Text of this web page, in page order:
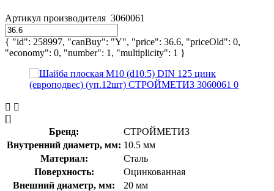
Артикул производителя 3060061
{ "id": 258997, "canBuy": "Y", "price": 36.6, "priceOld": 0,
"economy": 0, "number": 1, "multiplicity": 1 }
[]
Бренд:
СТРОЙМЕТИЗ
Внутренний диаметр, мм: 10.5 мм
Материал:
Сталь
Поверхность:
Оцинкованная
Внешний диаметр, мм:
20 мм